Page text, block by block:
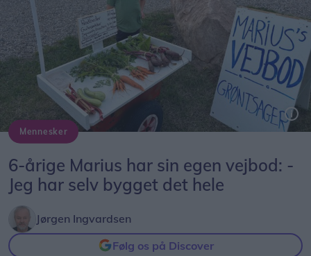
Mennesker
6-årige Marius har sin egen vejbod: -
Jeg har selv bygget det hele
Jørgen Ingvardsen
Følg os på Discover